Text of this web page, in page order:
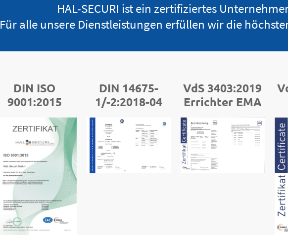
HAL-SECURI ist ein zertifiziertes
Für alle unsere Dienstleistungen erfüllen wir die
DIN ISO
9001:2015
DIN 14675-
1/-2:2018-04
VdS 3403:2019
Errichter EMA